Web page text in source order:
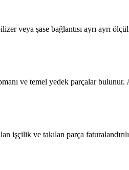
veya şase bağlantısı ayrı ayrı
ve temel yedek parçalar bulunur.
işçilik ve takılan parça